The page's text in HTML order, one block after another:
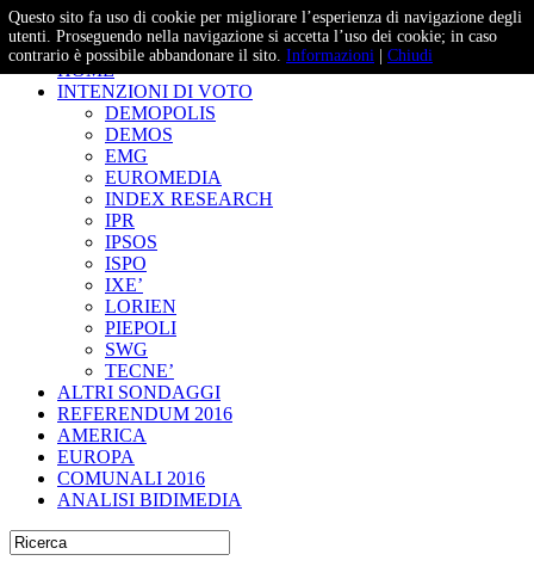
– Studi e Proiezioni Elettorali
HOME
INTENZIONI DI VOTO
DEMOPOLIS
DEMOS
EMG
EUROMEDIA
INDEX RESEARCH
IPR
IPSOS
ISPO
IXE’
LORIEN
PIEPOLI
SWG
TECNE’
ALTRI SONDAGGI
REFERENDUM 2016
AMERICA
EUROPA
COMUNALI 2016
ANALISI BIDIMEDIA
Questo sito fa uso di cookie per migliorare l’esperienza di navigazione degli
utenti. Proseguendo nella navigazione si accetta l’uso dei cookie; in caso
contrario è possibile abbandonare il sito. Informazioni Chiudi